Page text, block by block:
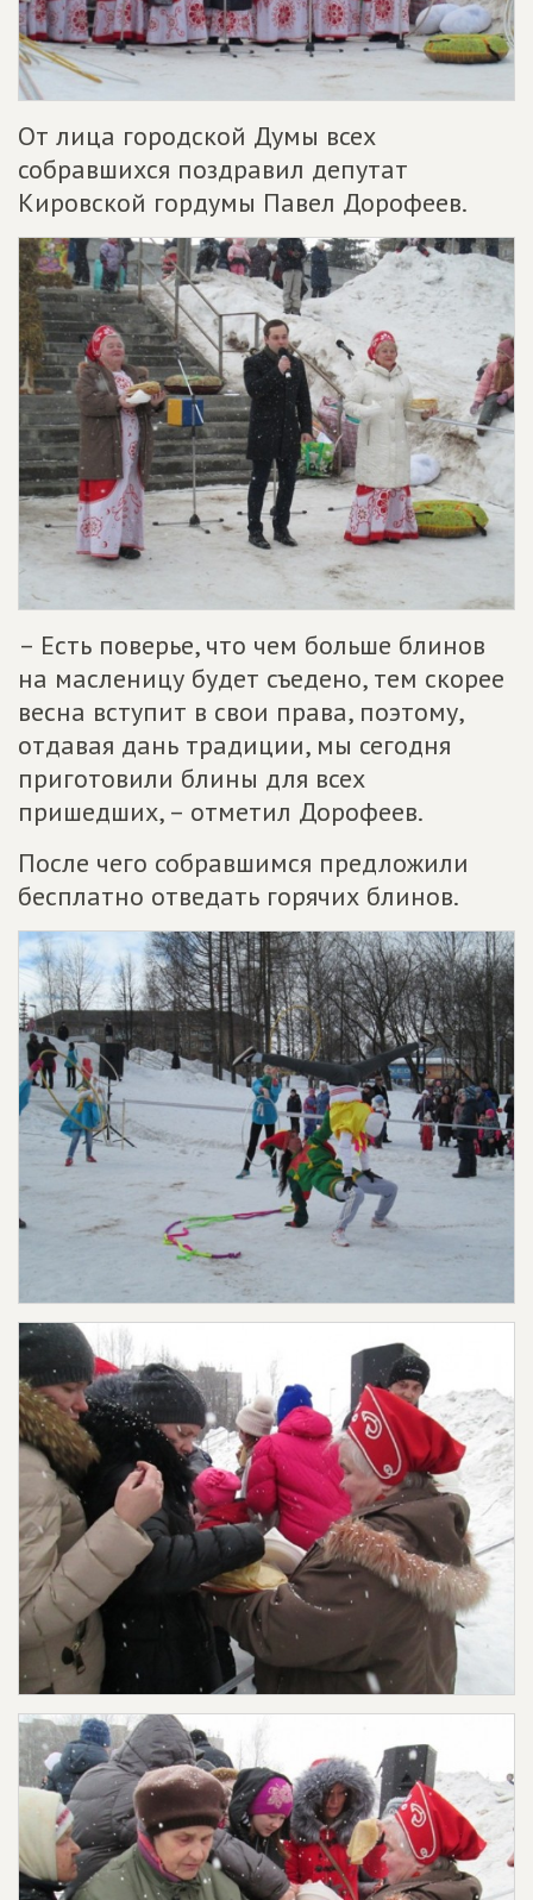
От лица городской Думы всех
собравшихся поздравил депутат
Кировской гордумы Павел Дорофеев.
– Есть поверье, что чем больше блинов
на масленицу будет съедено, тем скорее
весна вступит в свои права, поэтому,
отдавая дань традиции, мы сегодня
приготовили блины для всех
пришедших, – отметил Дорофеев.
После чего собравшимся предложили
бесплатно отведать горячих блинов.